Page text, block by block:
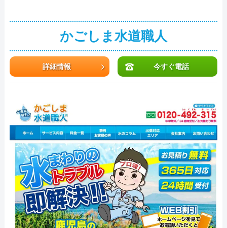
かごしま水道職人
詳細情報 今すぐ電話